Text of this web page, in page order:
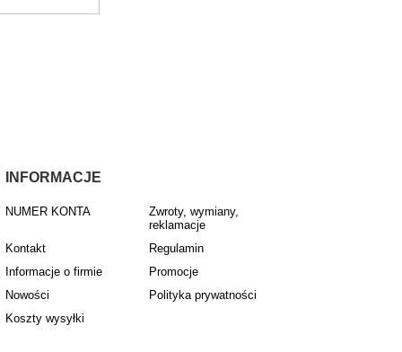
INFORMACJE
NUMER KONTA
Zwroty, wymiany,
reklamacje
Kontakt
Regulamin
Informacje o firmie
Promocje
Nowości
Polityka prywatności
Koszty wysyłki